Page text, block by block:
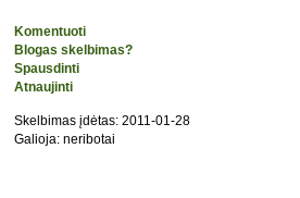
Komentuoti
Blogas skelbimas?
Spausdinti
Atnaujinti
Skelbimas įdėtas: 2011-01-28
Galioja: neribotai